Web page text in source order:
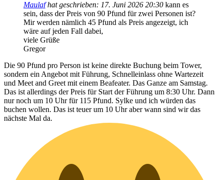
Maulafhat geschrieben: 17. Juni 2026 20:30 kann es
sein, dass der Preis von 90 Pfund für zwei Personen ist?
Mir werden nämlich 45 Pfund als Preis angezeigt, ich
wäre auf jeden Fall dabei,
viele Grüße
Gregor
Die 90 Pfund pro Person ist keine direkte Buchung beim Tower,
sondern ein Angebot mit Führung, Schnelleinlass ohne Wartezeit
und Meet and Greet mit einem Beafeater. Das Ganze am Samstag.
Das ist allerdings der Preis für Start der Führung um 8:30 Uhr. Dann
nur noch um 10 Uhr für 115 Pfund. Sylke und ich würden das
buchen wollen. Das ist teuer um 10 Uhr aber wann sind wir das
nächste Mal da.